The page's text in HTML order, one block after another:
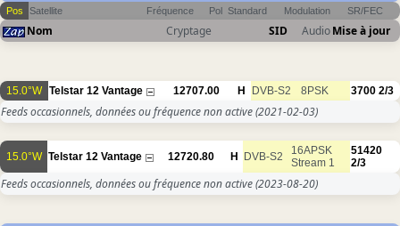
Pos Satellite Fréquence Pol Standard Modulation SR/FEC
Nom Cryptage SID AudioMise à jour
15.0°W Telstar 12 Vantage 12707.00 H DVB-S2 8PSK 3700 2/3
Feeds occasionnels, données ou fréquence non active(2021-02-03)
15.0°W Telstar 12 Vantage 12720.80 H DVB-S2
16APSK
Stream 1
51420
2/3
Feeds occasionnels, données ou fréquence non active(2023-08-20)